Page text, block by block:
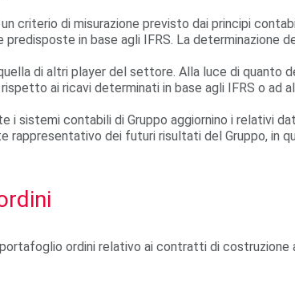
un criterio di misurazione previsto dai principi
predisposte in base agli IFRS. La determinazione
di altri player del settore. Alla luce di quanto
ai ricavi determinati in base agli IFRS o ad
i sistemi contabili di Gruppo aggiornino i relativi
rappresentativo dei futuri risultati del Gruppo, in
ordini relativo ai contratti di costruzione